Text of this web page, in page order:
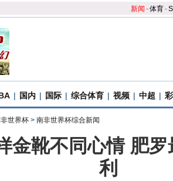
新闻 -体育-S
| 国内 | 国际 | 综合体育 | 视频 | 中超 |
世界杯 > 南非世界杯综合新闻
金靴不同心情 肥
利